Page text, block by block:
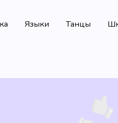
Языки Танцы